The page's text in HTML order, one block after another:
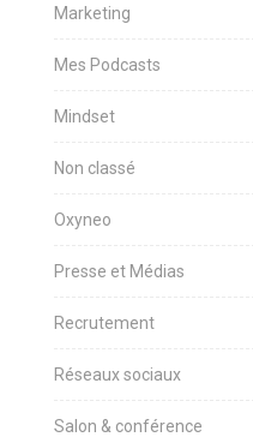
Marketing
Mes Podcasts
Mindset
Non classé
Oxyneo
Presse et Médias
Recrutement
Réseaux sociaux
Salon & conférence